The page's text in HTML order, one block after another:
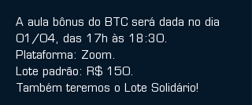
A aula bônus do BTC será dada no dia
01/04, das 17h às 18:30.
Plataforma: Zoom.
Lote padrão: R$ 150.
Também teremos o Lote Solidário!